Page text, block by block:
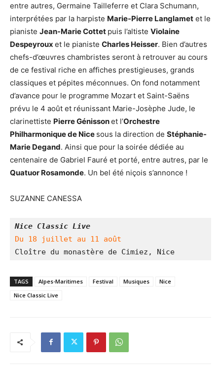
entre autres, Germaine Tailleferre et Clara Schumann,
interprétées par la harpiste Marie-Pierre Langlamet et le
pianiste Jean-Marie Cottet puis l’altiste Violaine
Despeyroux et le pianiste Charles Heisser. Bien d’autres
chefs-d’œuvres chambristes seront à retrouver au cours
de ce festival riche en affiches prestigieuses, grands
classiques et pépites méconnues. On fond notamment
d’avance pour le programme Mozart et Saint-Saëns
prévu le 4 août et réunissant Marie-Josèphe Jude, le
clarinettiste Pierre Génissonet l’Orchestre
Philharmonique de Nice sous la direction de Stéphanie-
Marie Degand. Ainsi que pour la soirée dédiée au
centenaire de Gabriel Fauré et porté, entre autres, par le
Quatuor Rosamonde. Un bel été niçois s’annonce !
SUZANNE CANESSA
Nice Classic Live
Du 18 juillet au 11 août
Cloître du monastère de Cimiez, Nice
TAGS Alpes-Maritimes Festival Musiques
Nice
Nice Classic Live